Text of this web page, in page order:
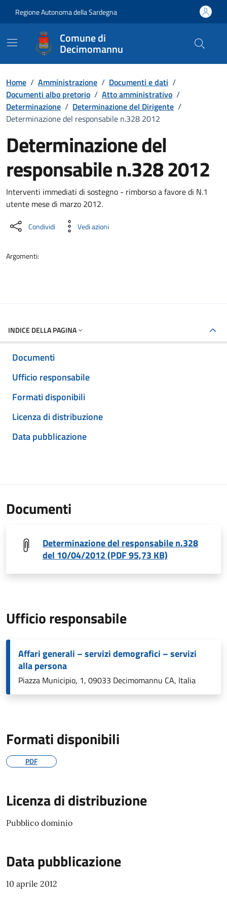
Regione Autonoma della Sardegna
Comune di
Decimomannu
Home / Amministrazione / Documenti e dati /
Documenti albo pretorio / Atto amministrativo /
Determinazione / Determinazione del Dirigente /
Determinazione del responsabile n.328 2012
Determinazione del
responsabile n.328 2012
Dettaglio del documento
Interventi immediati di sostegno - rimborso a favore di N.1
utente mese di marzo 2012.
Condividi Vedi azioni
Argomenti:
INDICE DELLA PAGINA
Documenti
Ufficio responsabile
Formati disponibili
Licenza di distribuzione
Data pubblicazione
Documenti
Determinazione del responsabile n.328
del 10/04/2012 (PDF 95,73 KB)
Ufficio responsabile
Affari generali – servizi demografici – servizi
alla persona
Piazza Municipio, 1, 09033 Decimomannu CA, Italia
Formati disponibili
PDF
Licenza di distribuzione
Pubblico dominio
Data pubblicazione
10 aprile 2012